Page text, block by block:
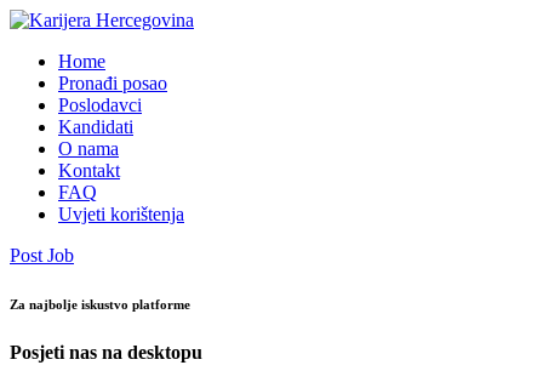
Home
Pronađi posao
Poslodavci
Kandidati
O nama
Kontakt
FAQ
Uvjeti korištenja
Post Job
Za najbolje iskustvo platforme
Posjeti nas na desktopu